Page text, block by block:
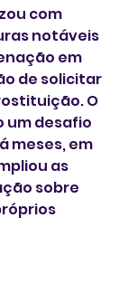
com
notáveis
em
de solicitar
O
um desafio
meses, em
as
sobre